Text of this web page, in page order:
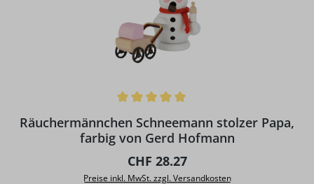
Räuchermännchen Schneemann stolzer Papa,
farbig von Gerd Hofmann
Regulärer Preis:
CHF 28.27
Preise inkl. MwSt. zzgl. Versandkosten